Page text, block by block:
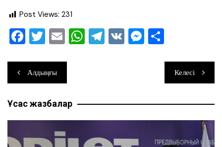
Post Views: 231
F
c
e
b
o
T
tt
er
E
ai
l
W
A
p
T
a
m
V M
n
g
ра
ви
ть
Навигация
по
записям
Алдыңғы Келесі
Ұқсас жазбалар